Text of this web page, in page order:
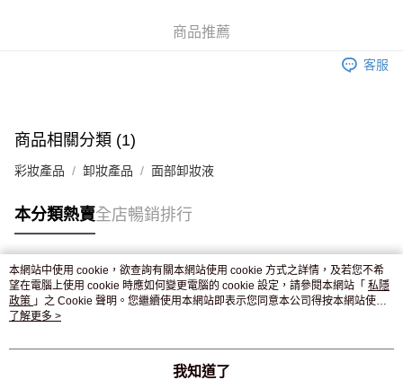
付款後門市自取，訂單確認後2-4個工作天到店，7天內取。逾期後
商品推薦
客服
商品相關分類 (1)
彩妝產品 卸妝產品 面部卸妝液
本分類熱賣全店暢銷排行
熱門標籤
熱銷排行
本網站中使用 cookie，欲查詢有關本網站使用 cookie 方式之詳情，及若您不希
望在電腦上使用 cookie 時應如何變更電腦的 cookie 設定，請參閱本網站「 私隱
政策 」之 Cookie 聲明。您繼續使用本網站即表示您同意本公司得按本網站使用
條款之 Cookie 聲明使用 cookie。
了解更多 >
我知道了